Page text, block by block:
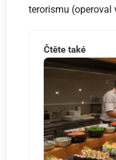
terorismu (operoval
Čtěte také